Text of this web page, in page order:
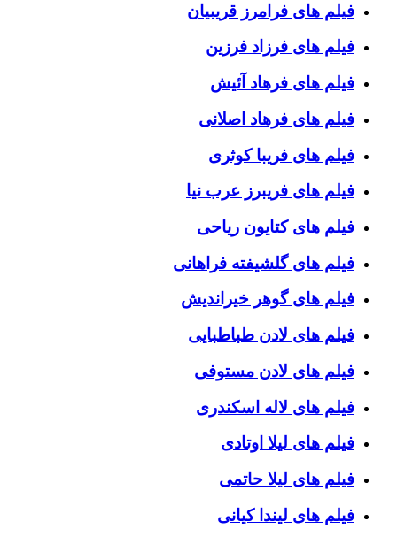
فیلم های فرامرز قریبیان
فیلم های فرزاد فرزین
فیلم های فرهاد آئیش
فیلم های فرهاد اصلانی
فیلم های فریبا کوثری
فیلم های فریبرز عرب نیا
فیلم های کتایون ریاحی
فیلم های گلشیفته فراهانی
فیلم های گوهر خیراندیش
فیلم های لادن طباطبایی
فیلم های لادن مستوفی
فیلم های لاله اسکندری
فیلم های لیلا اوتادی
فیلم های لیلا حاتمی
فیلم های لیندا کیانی